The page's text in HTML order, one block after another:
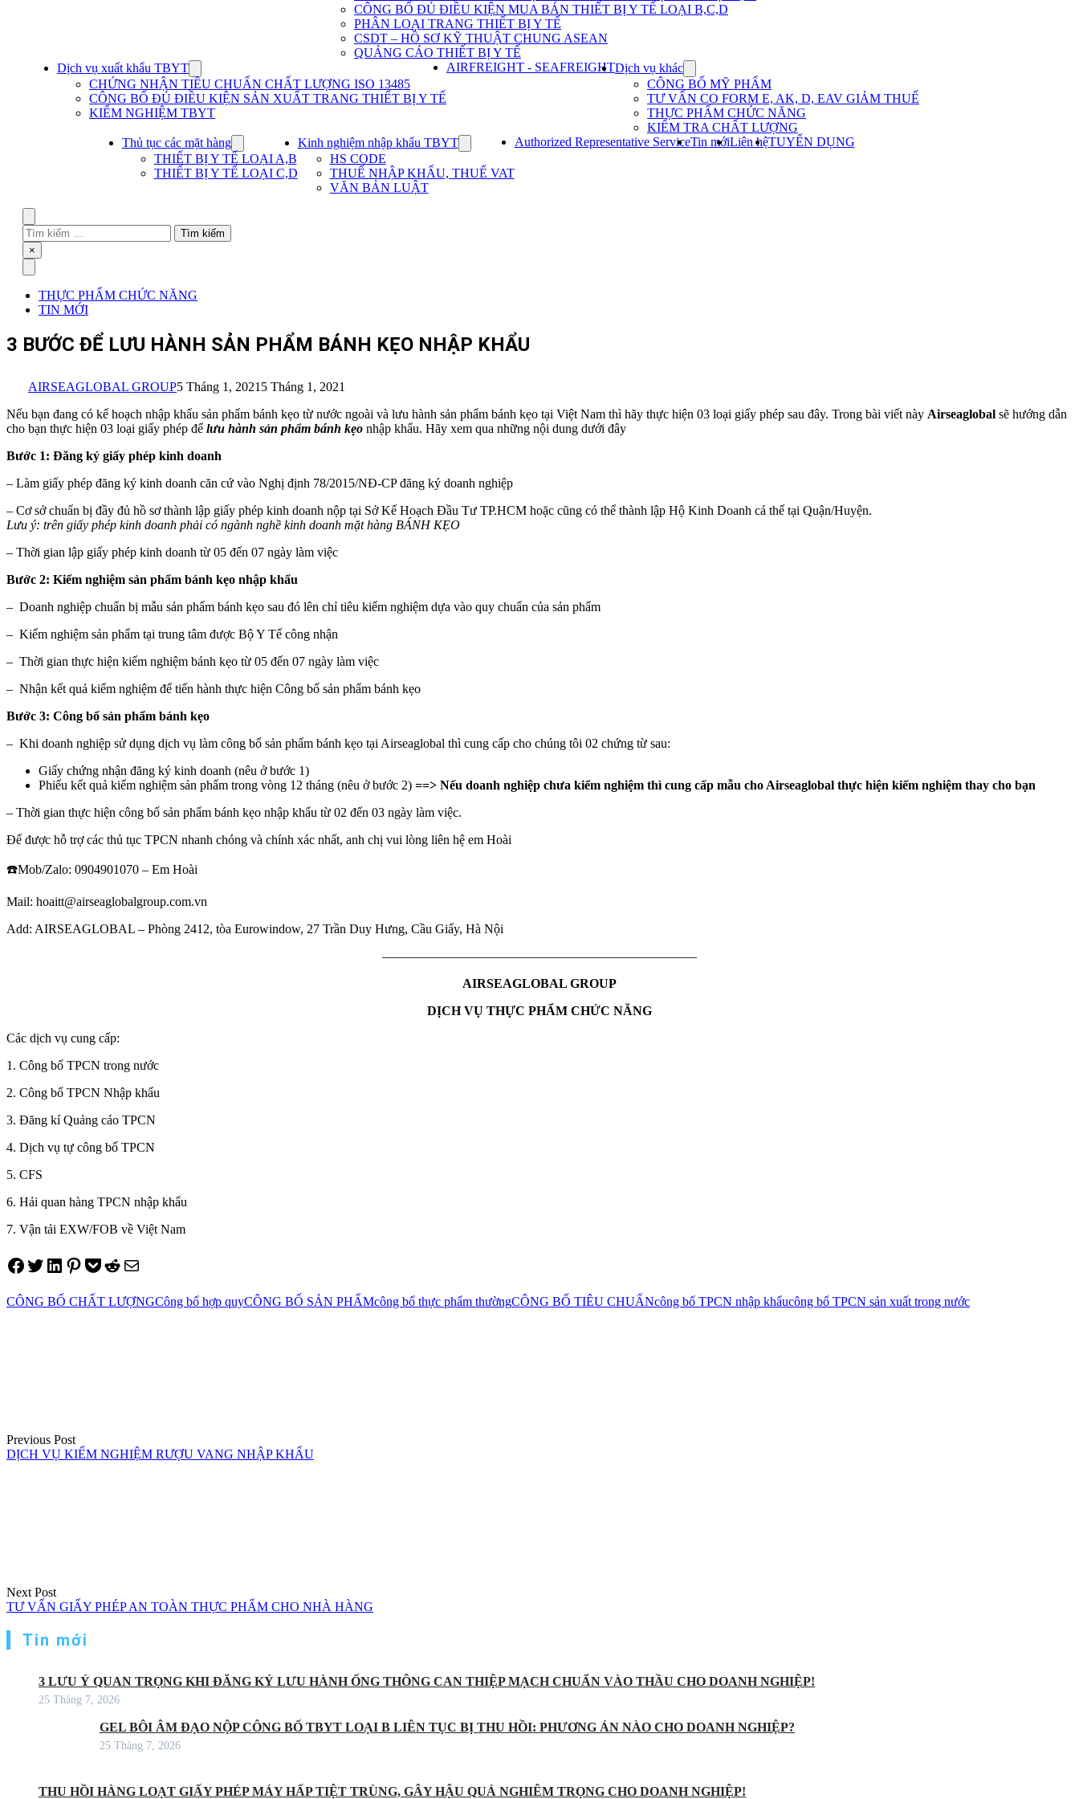
vụ
nhập
khẩu
TBYT
CÔNG BỐ ĐỦ ĐIỀU KIỆN MUA BÁN THIẾT BỊ Y TẾ LOẠI B,C,D
PHÂN LOẠI TRANG THIẾT BỊ Y TẾ
CSDT – HỒ SƠ KỸ THUẬT CHUNG ASEAN
QUẢNG CÁO THIẾT BỊ Y TẾ
Dịch vụ xuất khẩu TBYT
submenu
for
Dịch
vụ
khẩu
TBYT
CHỨNG NHẬN TIÊU CHUẨN CHẤT LƯỢNG ISO 13485
CÔNG BỐ ĐỦ ĐIỀU KIỆN SẢN XUẤT TRANG THIẾT BỊ Y TẾ
KIỂM NGHIỆM TBYT
AIRFREIGHT - SEAFREIGHTDịch vụ khác
submenu
for
Dịch
vụ
khác
CÔNG BỐ MỸ PHẨM
TƯ VẤN CO FORM E, AK, D, EAV GIẢM THUẾ
THỰC PHẨM CHỨC NĂNG
KIỂM TRA CHẤT LƯỢNG
Thủ tục các mặt hàng
submenu
for
Thủ
THIẾT BỊ Y TẾ LOẠI A,B
THIẾT BỊ Y TẾ LOẠI C,D
Kinh nghiệm nhập khẩu TBYT
submenu
for
Kinh
HS CODE
THUẾ NHẬP KHẨU, THUẾ VAT
VĂN BẢN LUẬT
Authorized Representative ServiceTin mớiLiên hệTUYỂN DỤNG
Tìm
kiếm
cho:
Close
×
THỰC PHẨM CHỨC NĂNG
TIN MỚI
3 BƯỚC ĐỂ LƯU HÀNH SẢN PHẨM BÁNH KẸO NHẬP KHẨU
AIRSEAGLOBAL GROUP5 Tháng 1, 2021 5 Tháng 1, 2021
Nếu bạn đang có kế hoạch nhập khẩu sản phẩm bánh kẹo từ nước ngoài và lưu hành sản phẩm bánh kẹo tại Việt Nam thì hãy thực hiện 03 loại giấy phép sau đây. Trong bài viết này Airseaglobal sẽ hướng dẫn
cho bạn thực hiện 03 loại giấy phép để lưu hành sản phẩm bánh kẹo nhập khẩu. Hãy xem qua những nội dung dưới đây
Bước 1: Đăng ký giấy phép kinh doanh
– Làm giấy phép đăng ký kinh doanh căn cứ vào Nghị định 78/2015/NĐ-CP đăng ký doanh nghiệp
– Cơ sở chuẩn bị đầy đủ hồ sơ thành lập giấy phép kinh doanh nộp tại Sở Kế Hoạch Đầu Tư TP.HCM hoặc cũng có thể thành lập Hộ Kinh Doanh cá thể tại Quận/Huyện.
Lưu ý: trên giấy phép kinh doanh phải có ngành nghề kinh doanh mặt hàng BÁNH KẸO
– Thời gian lập giấy phép kinh doanh từ 05 đến 07 ngày làm việc
Bước 2: Kiểm nghiệm sản phẩm bánh kẹo nhập khẩu
– Doanh nghiệp chuẩn bị mẫu sản phẩm bánh kẹo sau đó lên chỉ tiêu kiểm nghiệm dựa vào quy chuẩn của sản phẩm
– Kiểm nghiệm sản phẩm tại trung tâm được Bộ Y Tế công nhận
– Thời gian thực hiện kiểm nghiệm bánh kẹo từ 05 đến 07 ngày làm việc
– Nhận kết quả kiểm nghiệm để tiến hành thực hiện Công bố sản phẩm bánh kẹo
Bước 3: Công bố sản phẩm bánh kẹo
– Khi doanh nghiệp sử dụng dịch vụ làm công bố sản phẩm bánh kẹo tại Airseaglobal thì cung cấp cho chúng tôi 02 chứng từ sau:
Giấy chứng nhận đăng ký kinh doanh (nêu ở bước 1)
Phiếu kết quả kiểm nghiệm sản phẩm trong vòng 12 tháng (nêu ở bước 2) ==> Nếu doanh nghiệp chưa kiểm nghiệm thì cung cấp mẫu cho Airseaglobal thực hiện kiểm nghiệm thay cho bạn
– Thời gian thực hiện công bố sản phẩm bánh kẹo nhập khẩu từ 02 đến 03 ngày làm việc.
Để được hỗ trợ các thủ tục TPCN nhanh chóng và chính xác nhất, anh chị vui lòng liên hệ em Hoài
☎️Mob/Zalo: 0904901070 – Em Hoài
Mail: hoaitt@airseaglobalgroup.com.vn
Add: AIRSEAGLOBAL – Phòng 2412, tòa Eurowindow, 27 Trần Duy Hưng, Cầu Giấy, Hà Nội
————————————————————————–
AIRSEAGLOBAL GROUP
DỊCH VỤ THỰC PHẨM CHỨC NĂNG
Các dịch vụ cung cấp:
1. Công bố TPCN trong nước
2. Công bố TPCN Nhập khẩu
3. Đăng kí Quảng cáo TPCN
4. Dịch vụ tự công bố TPCN
5. CFS
6. Hải quan hàng TPCN nhập khẩu
7. Vận tải EXW/FOB về Việt Nam
Share on Facebook
Tweet on Twitter
Share on LinkedIn
Pin on Pinterest
Save to pocket
Share on Reddit
Share via Email
CÔNG BỐ CHẤT LƯỢNGCông bố hợp quyCÔNG BỐ SẢN PHẨMcông bố thực phẩm thườngCÔNG BỐ TIÊU CHUẨNcông bố TPCN nhập khẩucông bố TPCN sản xuất trong nước
Previous Post
DỊCH VỤ KIỂM NGHIỆM RƯỢU VANG NHẬP KHẨU
Next Post
TƯ VẤN GIẤY PHÉP AN TOÀN THỰC PHẨM CHO NHÀ HÀNG
Tin mới
3 LƯU Ý QUAN TRỌNG KHI ĐĂNG KÝ LƯU HÀNH ỐNG THÔNG CAN THIỆP MẠCH CHUẨN VÀO THẦU CHO DOANH NGHIỆP!
25 Tháng 7, 2026
GEL BÔI ÂM ĐẠO NỘP CÔNG BỐ TBYT LOẠI B LIÊN TỤC BỊ THU HỒI: PHƯƠNG ÁN NÀO CHO DOANH NGHIỆP?
25 Tháng 7, 2026
THU HỒI HÀNG LOẠT GIẤY PHÉP MÁY HẤP TIỆT TRÙNG, GÂY HẬU QUẢ NGHIÊM TRỌNG CHO DOANH NGHIỆP!